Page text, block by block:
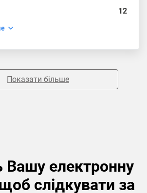
12
Показати більше
Вашу електронну
слідкувати за